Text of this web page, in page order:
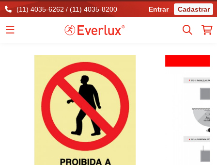
(11) 4035-6262 / (11) 4035-8200 Entrar Cadastrar